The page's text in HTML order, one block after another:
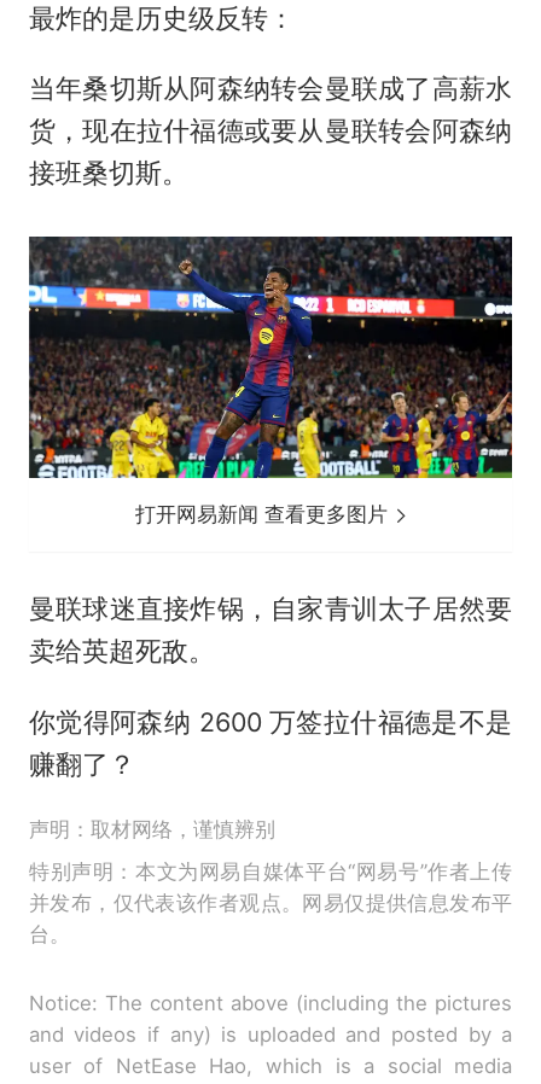
最炸的是历史级反转：
当年桑切斯从阿森纳转会曼联成了高薪水
货，现在拉什福德或要从曼联转会阿森纳
接班桑切斯。
打开网易新闻 查看更多图片
曼联球迷直接炸锅，自家青训太子居然要
卖给英超死敌。
你觉得阿森纳 2600 万签拉什福德是不是
赚翻了？
声明：取材网络，谨慎辨别
特别声明：本文为网易自媒体平台“网易号”作者上传
并发布，仅代表该作者观点。网易仅提供信息发布平
台。
Notice: The content above (including the pictures
and videos if any) is uploaded and posted by a
user of NetEase Hao, which is a social media